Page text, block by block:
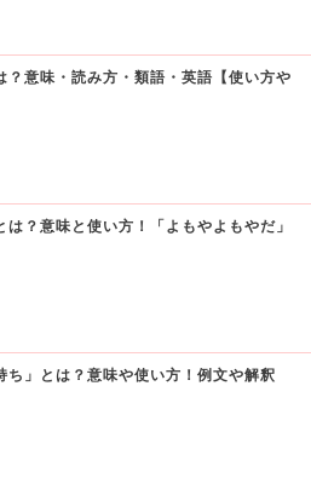
？意味・読み方・類語・英語【使い方や
は？意味と使い方！「よもやよもやだ」
ち」とは？意味や使い方！例文や解釈